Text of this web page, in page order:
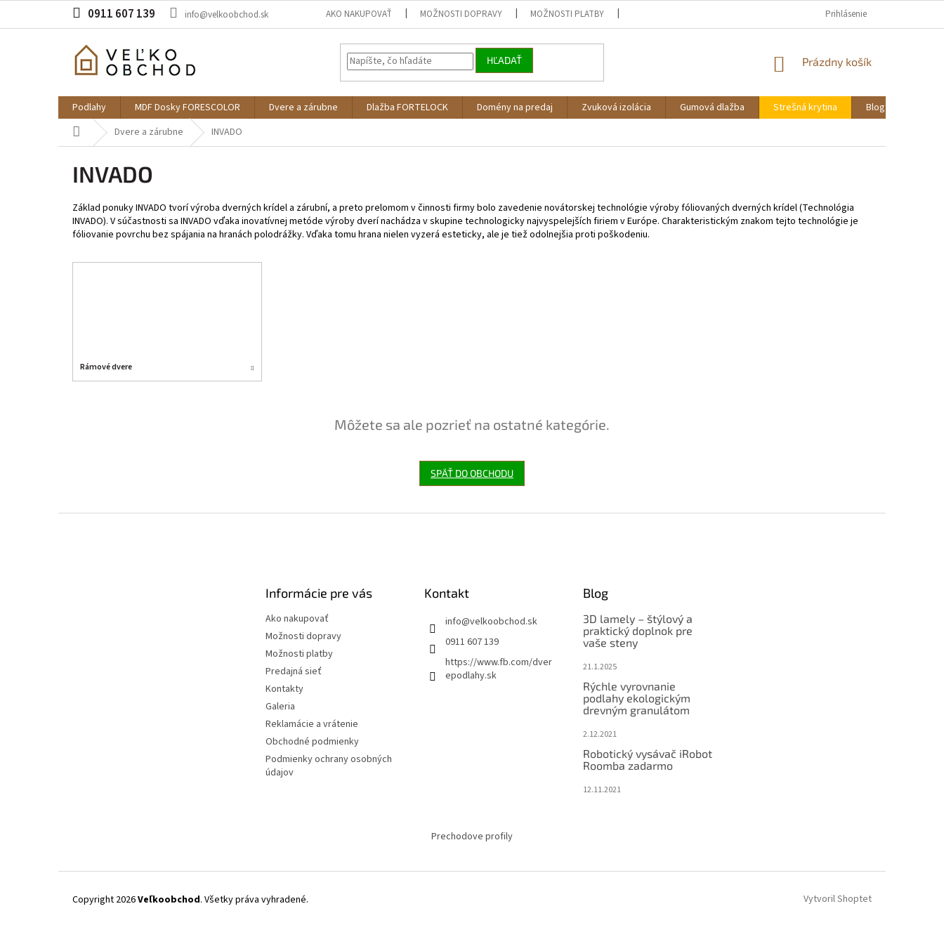
obsah
0911 607 139 info@velkoobchod.sk AKO NAKUPOVAŤ MOŽNOSTI DOPRAVY MOŽNOSTI PLATBY REKLAMÁCIE A
Prihlásenie
HĽADAŤ
NÁKUPNÝ
Prázdny košík
Podlahy MDF Dosky FORESCOLOR Dvere a zárubne Dlažba FORTELOCK Domény na predaj Zvuková izolácia Gumová dlažba Strešná krytina Blog
DomovDvere a zárubne INVADO
INVADO
Základ ponuky INVADO tvorí výroba dverných krídel a zárubní, a preto prelomom v činnosti firmy bolo zavedenie novátorskej technológie výroby fóliovaných dverných krídel (Technológia
INVADO). V súčastnosti sa INVADO vďaka inovatívnej metóde výroby dverí nachádza v skupine technologicky najvyspelejších firiem v Európe. Charakteristickým znakom tejto technológie je
fóliovanie povrchu bez spájania na hranách polodrážky. Vďaka tomu hrana nielen vyzerá esteticky, ale je tiež odolnejšia proti poškodeniu.
Rámové dvere
Môžete sa ale pozrieť na ostatné kategórie.
SPÄŤ DO OBCHODU
Informácie pre vás
Ako nakupovať
Možnosti dopravy
Možnosti platby
Predajná sieť
Kontakty
Galeria
Reklamácie a vrátenie
Obchodné podmienky
Podmienky ochrany osobných
údajov
Kontakt
info@velkoobchod.sk
0911 607 139
https://www.fb.com/dver
epodlahy.sk
Blog
3D lamely – štýlový a
praktický doplnok pre
vaše steny
21.1.2025
Rýchle vyrovnanie
podlahy ekologickým
drevným granulátom
2.12.2021
Robotický vysávač iRobot
Roomba zadarmo
12.11.2021
Prechodove profily
Vytvoril Shoptet
Copyright 2026Veľkoobchod. Všetky práva vyhradené.